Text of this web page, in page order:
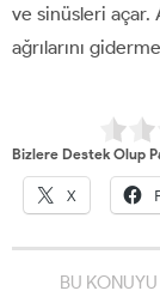
ve sinüsleri açar.
ağrılarını
Bizlere Destek Olup
X
BU